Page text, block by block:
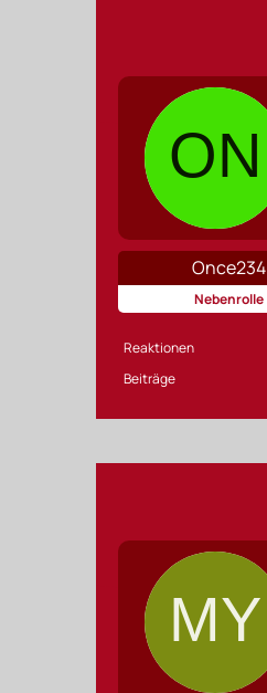
Once234
Nebenrolle
Reaktionen
Beiträge